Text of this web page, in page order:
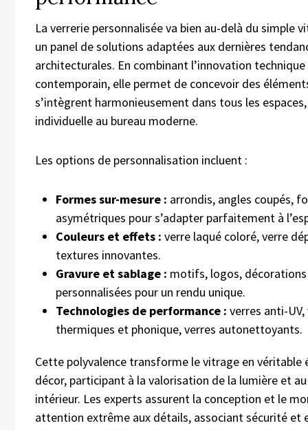
La verrerie personnalisée va bien au-delà du simple
un panel de solutions adaptées aux dernières
architecturales. En combinant l’innovation
contemporain, elle permet de concevoir des
s’intègrent harmonieusement dans tous les
individuelle au bureau moderne.
Les options de personnalisation incluent :
Formes sur-mesure : arrondis, angles coupés,
asymétriques pour s’adapter parfaitement à
Couleurs et effets : verre laqué coloré, verre
textures innovantes.
Gravure et sablage : motifs, logos, décorations
personnalisées pour un rendu unique.
Technologies de performance : verres anti-
thermiques et phonique, verres autonettoyants.
Cette polyvalence transforme le vitrage en véritable
décor, participant à la valorisation de la lumière et
intérieur. Les experts assurent la conception et le
attention extrême aux détails, associant sécurité et